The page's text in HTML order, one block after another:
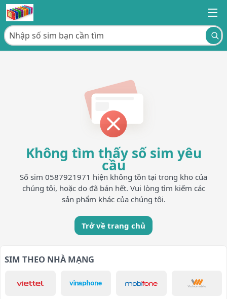
Không tìm thấy số sim yêu
cầu
Số sim 0587921971 hiện không tồn tại trong kho của
chúng tôi, hoặc do đã bán hết. Vui lòng tìm kiếm các
sản phẩm khác của chúng tôi.
Trở về trang chủ
SIM THEO NHÀ MẠNG